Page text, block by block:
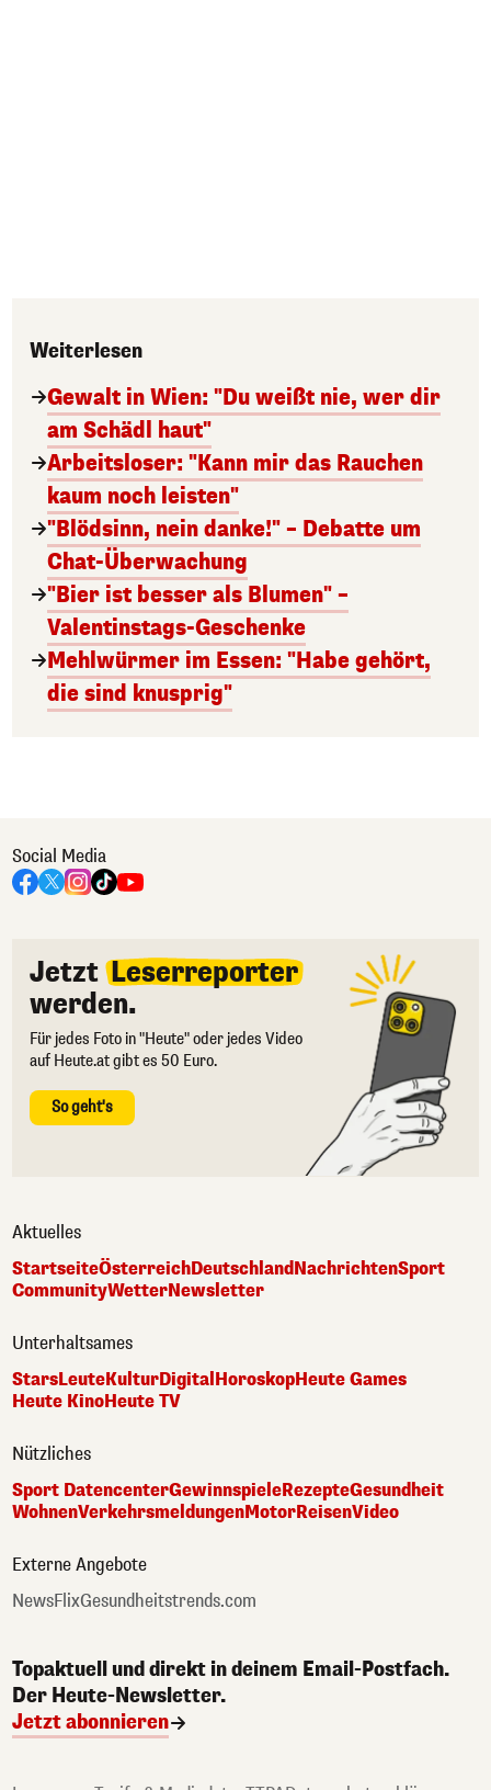
Weiterlesen
Gewalt in Wien: "Du weißt nie, wer dir
am Schädl haut"
Arbeitsloser: "Kann mir das Rauchen
kaum noch leisten"
"Blödsinn, nein danke!" – Debatte um
Chat-Überwachung
"Bier ist besser als Blumen" –
Valentinstags-Geschenke
Mehlwürmer im Essen: "Habe gehört,
die sind knusprig"
Social Media
Jetzt Leserreporter
werden.
Für jedes Foto in "Heute" oder jedes Video
auf Heute.at gibt es 50 Euro.
So geht's
Aktuelles
StartseiteÖsterreichDeutschlandNachrichtenSport
CommunityWetterNewsletter
Unterhaltsames
StarsLeuteKulturDigital HoroskopHeute Games
Heute KinoHeute TV
Nützliches
Sport DatencenterGewinnspieleRezepteGesundheit
WohnenVerkehrsmeldungenMotorReisenVideo
Externe Angebote
NewsFlixGesundheitstrends.com
Topaktuell und direkt in deinem Email-Postfach.
Der Heute-Newsletter.
Jetzt abonnieren